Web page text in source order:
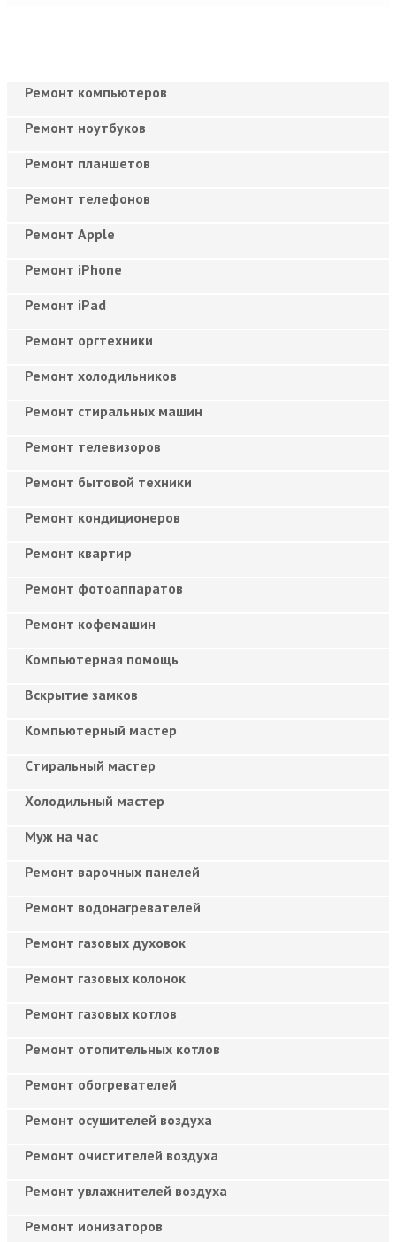
Ремонт компьютеров
Ремонт ноутбуков
Ремонт планшетов
Ремонт телефонов
Ремонт Apple
Ремонт iPhone
Ремонт iPad
Ремонт оргтехники
Ремонт холодильников
Ремонт стиральных машин
Ремонт телевизоров
Ремонт бытовой техники
Ремонт кондиционеров
Ремонт квартир
Ремонт фотоаппаратов
Ремонт кофемашин
Компьютерная помощь
Вскрытие замков
Компьютерный мастер
Cтиральный мастер
Холодильный мастер
Муж на час
Ремонт варочных панелей
Ремонт водонагревателей
Ремонт газовых духовок
Ремонт газовых колонок
Ремонт газовых котлов
Ремонт отопительных котлов
Ремонт обогревателей
Ремонт осушителей воздуха
Ремонт очистителей воздуха
Ремонт увлажнителей воздуха
Ремонт ионизаторов